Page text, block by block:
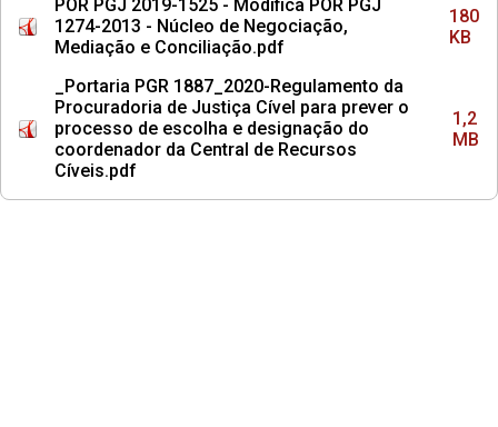
POR PGJ 2019-1525 - Modifica POR PGJ
1274-2013 - Núcleo de Negociação,
Mediação e Conciliação.pdf
180
KB
_Portaria PGR 1887_2020-Regulamento da
Procuradoria de Justiça Cível para prever o
processo de escolha e designação do
coordenador da Central de Recursos
Cíveis.pdf
1,2
MB